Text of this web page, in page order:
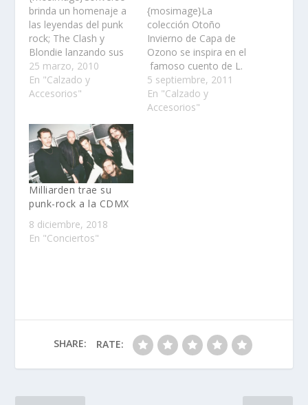
brinda un homenaje a
las leyendas del punk
rock; The Clash y
Blondie lanzando sus
nuevas colecciones
con estilos punk!!......
25 marzo, 2010
En "Calzado y
Accesorios"
{mosimage}La
colección Otoño
Invierno de Capa de
Ozono se inspira en el
famoso cuento de L.
Frank Baum “El Mago
de Oz”……
5 septiembre, 2011
En "Calzado y
Accesorios"
Milliarden trae su
punk-rock a la CDMX
8 diciembre, 2018
En "Conciertos"
SHARE: RATE: